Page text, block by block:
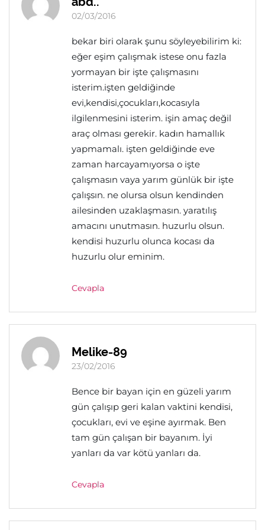
02/03/2016
bekar biri olarak şunu söyleyebilirim ki:
eğer eşim çalışmak istese onu fazla
yormayan bir işte çalışmasını
isterim.işten geldiğinde
evi,kendisi,çocukları,kocasıyla
ilgilenmesini isterim. işin amaç değil
araç olması gerekir. kadın hamallık
yapmamalı. işten geldiğinde eve
zaman harcayamıyorsa o işte
çalışmasın vaya yarım günlük bir işte
çalışsın. ne olursa olsun kendinden
ailesinden uzaklaşmasın. yaratılış
amacını unutmasın. huzurlu olsun.
kendisi huzurlu olunca kocası da
huzurlu olur eminim.
Cevapla
Melike-89
23/02/2016
Bence bir bayan için en güzeli yarım
gün çalışıp geri kalan vaktini kendisi,
çocukları, evi ve eşine ayırmak. Ben
tam gün çalışan bir bayanım. İyi
yanları da var kötü yanları da.
Cevapla